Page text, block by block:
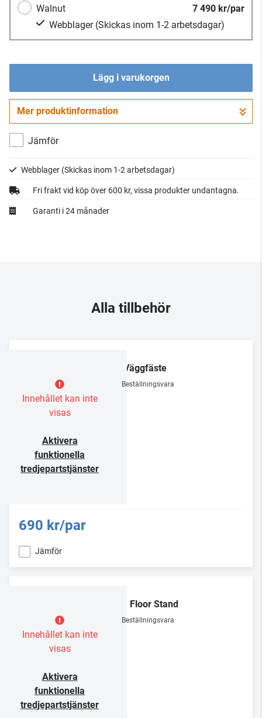
Walnut
7 490 kr/par
Webblager (Skickas inom 1-2 arbetsdagar)
Lägg i varukorgen
Gå till kassan
Mer produktinformation
Jämför
Webblager (Skickas inom 1-2 arbetsdagar)
Fri frakt vid köp över 600 kr, vissa produkter undantagna.
Garanti i 24 månader
Alla tillbehör
Innehållet kan inte
visas
Aktivera
funktionella
tredjepartstjänster
B2 Väggfäste
Beställningsvara
690 kr/par
Jämför
Innehållet kan inte
visas
Aktivera
funktionella
tredjepartstjänster
SQ1 Floor Stand
Beställningsvara